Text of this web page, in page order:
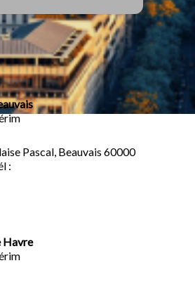
Pascal, Beauvais 60000
:
Havre